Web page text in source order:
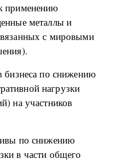
применению
металлы и
с мировыми
бизнеса по снижению
нагрузки
на участников
по снижению
в части общего